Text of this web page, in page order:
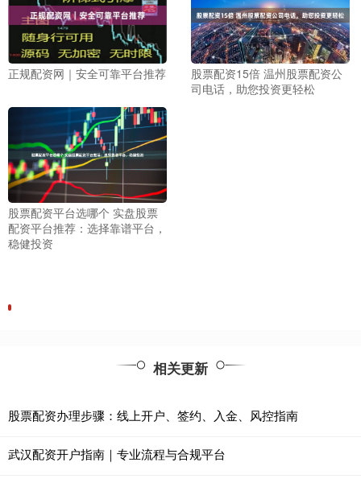
正规配资网｜安全可靠平台推荐
股票配资15倍 温州股票配资公
司电话，助您投资更轻松
股票配资平台选哪个 实盘股票
配资平台推荐：选择靠谱平台，
稳健投资
相关更新
股票配资办理步骤：线上开户、签约、入金、风控指南
武汉配资开户指南｜专业流程与合规平台